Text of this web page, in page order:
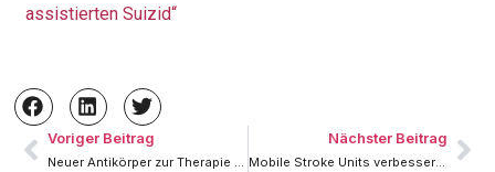
assistierten Suizid“
Voriger Beitrag
Neuer Antikörper zur Therapie der Alzheimererkrankung gibt Hoffnung
Nächster Beitrag
Mobile Stroke Units verbessern die Funktionaliät nach Insult